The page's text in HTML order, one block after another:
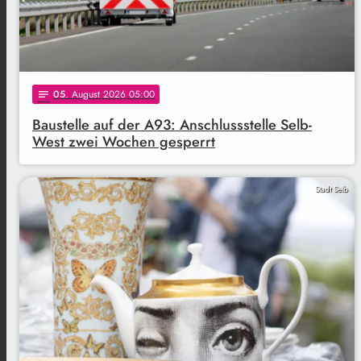
notes 05. August 2026 05:00
Baustelle auf der A93: Anschlussstelle Selb-
West zwei Wochen gesperrt
Stadt Selb